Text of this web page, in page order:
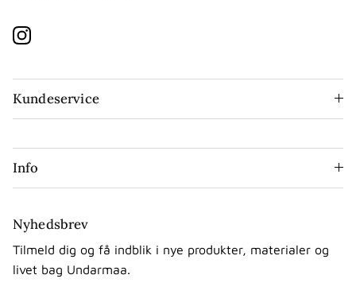
Instagram
Kundeservice
Info
Nyhedsbrev
Tilmeld dig og få indblik i nye produkter, materialer og
livet bag Undarmaa.